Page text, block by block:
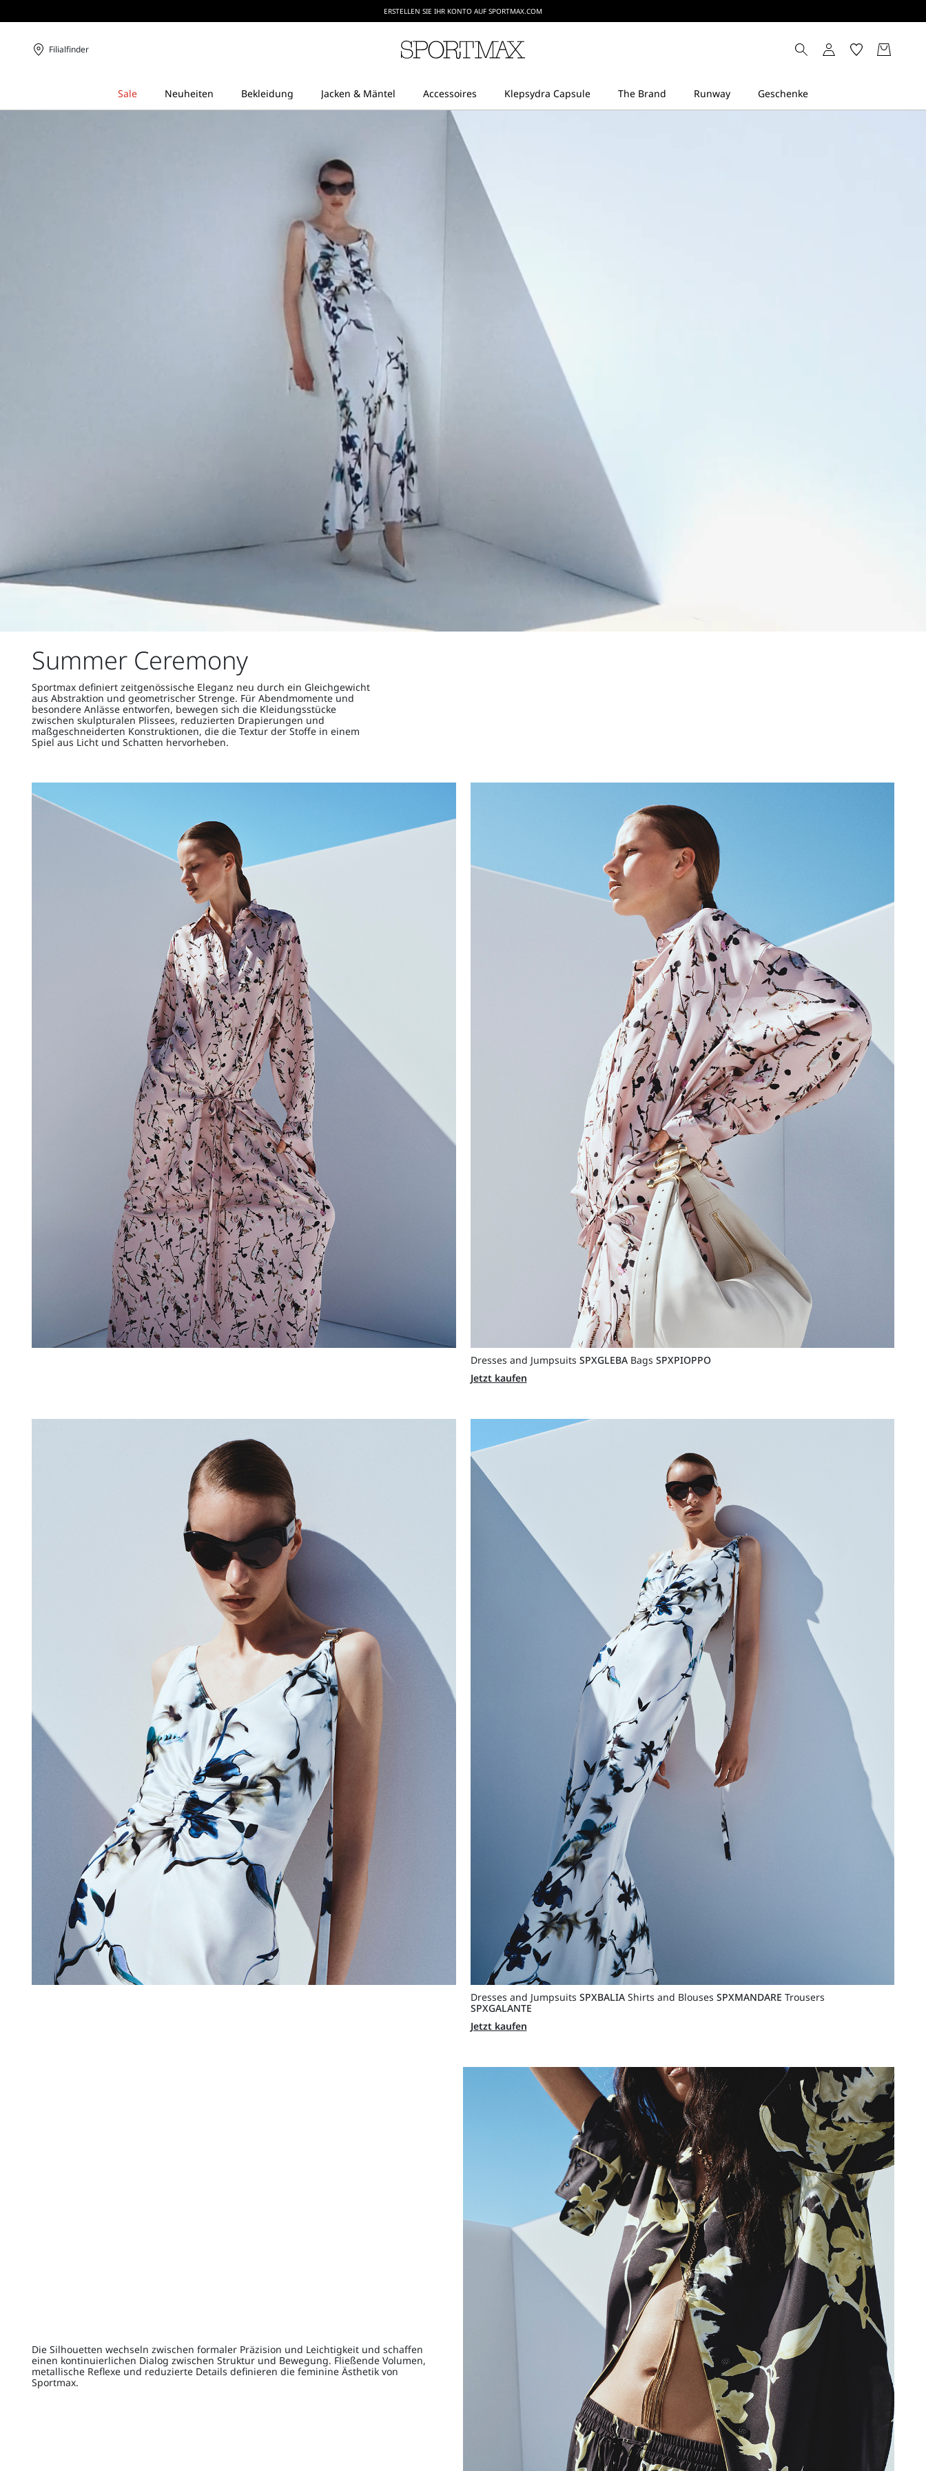
ERSTELLEN SIE IHR KONTO AUF SPORTMAX.COM
Filialfinder
Summer Ceremony
Sportmax definiert zeitgenössische Eleganz neu durch ein Gleichgewicht
aus Abstraktion und geometrischer Strenge. Für Abendmomente und
besondere Anlässe entworfen, bewegen sich die Kleidungsstücke
zwischen skulpturalen Plissees, reduzierten Drapierungen und
maßgeschneiderten Konstruktionen, die die Textur der Stoffe in einem
Spiel aus Licht und Schatten hervorheben.
Dresses and Jumpsuits SPXGLEBABags SPXPIOPPO
Jetzt kaufen
Dresses and Jumpsuits SPXBALIAShirts and Blouses SPXMANDARE Trousers
SPXGALANTE
Jetzt kaufen
Die Silhouetten wechseln zwischen formaler Präzision und Leichtigkeit und schaffen
einen kontinuierlichen Dialog zwischen Struktur und Bewegung. Fließende Volumen,
metallische Reflexe und reduzierte Details definieren die feminine Ästhetik von
Sportmax.